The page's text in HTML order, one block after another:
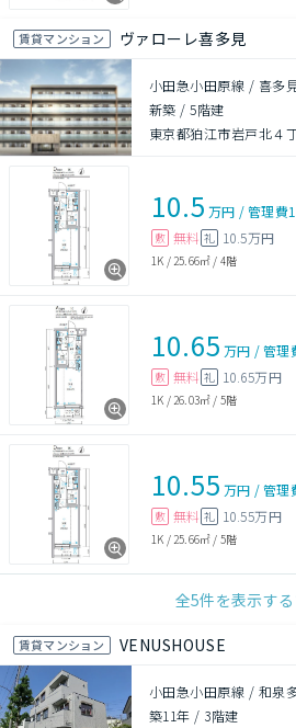
賃貸マンション ヴァローレ喜多見
小田急小田原線 / 喜多
新築 /5階建
東京都狛江市岩戸北４
10.5 万円 /管理費
敷 無料 礼 10.5万円
1K / 25.66㎡ / 4階
10.65 万円 /管理
敷 無料 礼 10.65万円
1K / 26.03㎡ / 5階
10.55 万円 /管理
敷 無料 礼 10.55万円
1K / 25.66㎡ / 5階
全5件を表示する
賃貸マンション VENUSHOUSE
小田急小田原線 / 和泉
築11年 / 3階建